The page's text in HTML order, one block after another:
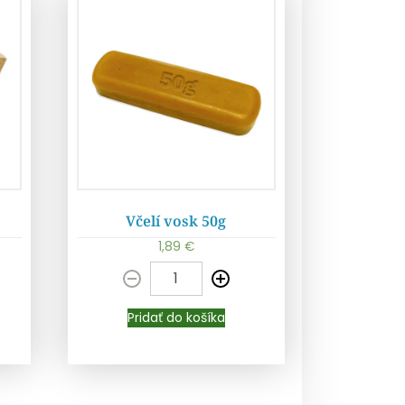
Pridať do košíka
Včelí vosk 50g
1,89 €
Pridať do košíka